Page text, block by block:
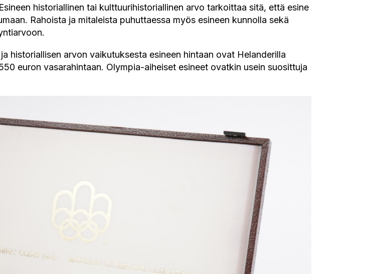
historiallinen tai kulttuurihistoriallinen arvo tarkoittaa sitä, että esine
Rahoista ja mitaleista puhuttaessa myös esineen kunnolla sekä
historiallisen arvon vaikutuksesta esineen hintaan ovat Helanderilla
euron vasarahintaan. Olympia-aiheiset esineet ovatkin usein suosittuja